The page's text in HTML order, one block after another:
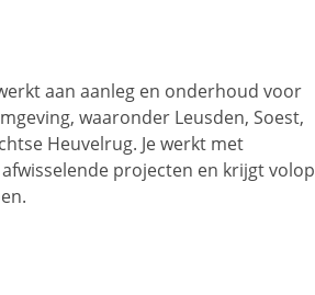
aan aanleg en onderhoud voor
waaronder Leusden, Soest,
Heuvelrug. Je werkt met
projecten en krijgt volop